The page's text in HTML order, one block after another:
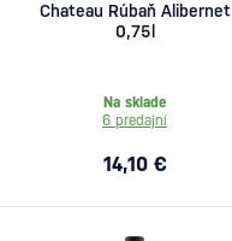
Chateau Rúbaň Alibernet
0,75l
Na sklade
6 predajní
14,10 €